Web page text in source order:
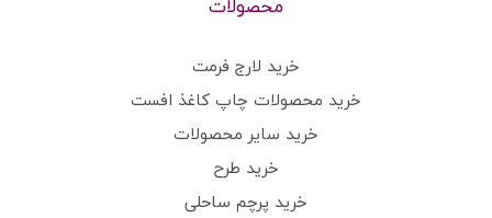
خرید لارج فرمت
خرید محصولات چاپ کاغذ افست
خرید سایر محصولات
خرید طرح
خرید پرچم ساحلی